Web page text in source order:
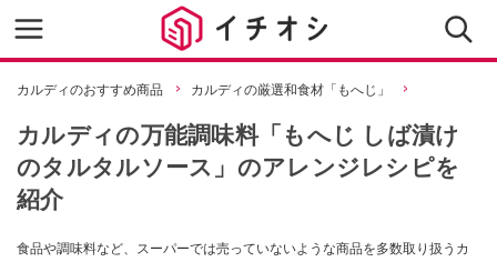
カルディのおすすめ商品 カルディの厳選和食材「もへじ」
カルディの万能調味料「もへじ しば漬け
のタルタルソース」のアレンジレシピを
紹介
食品や調味料など、スーパーでは売っていないような商品を多数取り扱うカ